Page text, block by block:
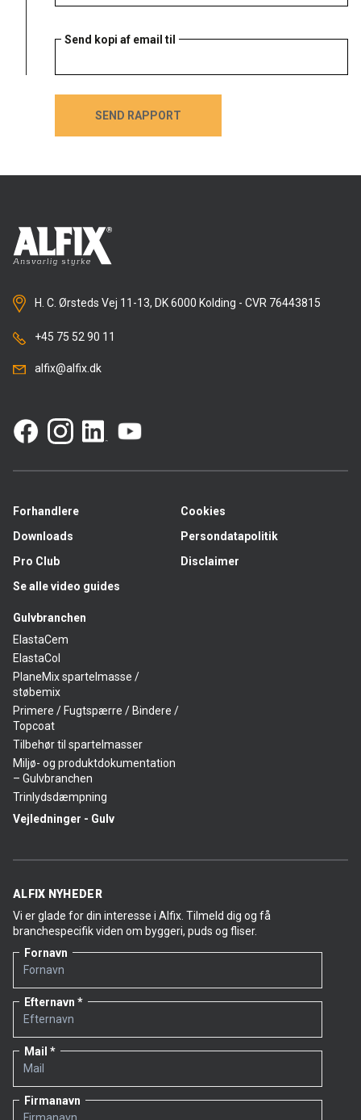
Send kopi af email til
SEND RAPPORT
SEND RAPPORT
H. C. Ørsteds Vej 11-13, DK 6000 Kolding - CVR 76443815
+45 75 52 90 11
alfix@alfix.dk
Forhandlere
Downloads
Pro Club
Se alle video guides
Gulvbranchen
ElastaCem
ElastaCol
PlaneMix spartelmasse /
støbemix
Primere / Fugtspærre / Bindere /
Topcoat
Tilbehør til spartelmasser
Miljø- og produktdokumentation
– Gulvbranchen
Trinlydsdæmpning
Vejledninger - Gulv
Cookies
Persondatapolitik
Disclaimer
ALFIX NYHEDER
Vi er glade for din interesse i Alfix. Tilmeld dig og få
branchespecifik viden om byggeri, puds og fliser.
Fornavn
Efternavn
Mail
Firmanavn